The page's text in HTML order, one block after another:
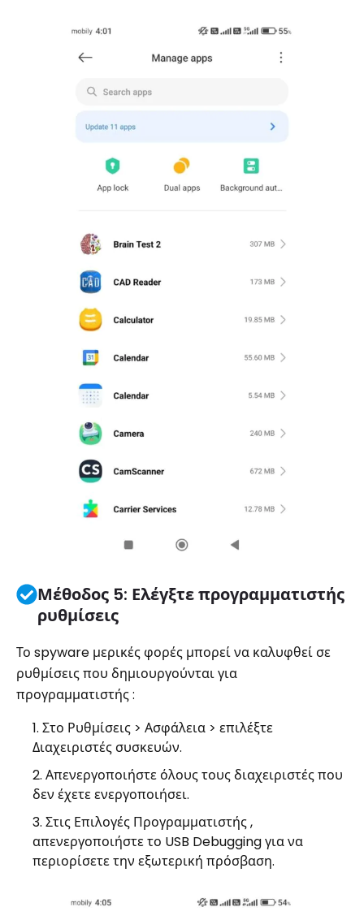
Μέθοδος 5: Ελέγξτε προγραμματιστής
ρυθμίσεις
Το spyware μερικές φορές μπορεί να καλυφθεί σε
ρυθμίσεις που δημιουργούνται για
προγραμματιστής :
Στο Ρυθμίσεις > Ασφάλεια > επιλέξτε
Διαχειριστές συσκευών.
Απενεργοποιήστε όλους τους διαχειριστές που
δεν έχετε ενεργοποιήσει.
Στις Επιλογές Προγραμματιστής ,
απενεργοποιήστε το USB Debugging για να
περιορίσετε την εξωτερική πρόσβαση.